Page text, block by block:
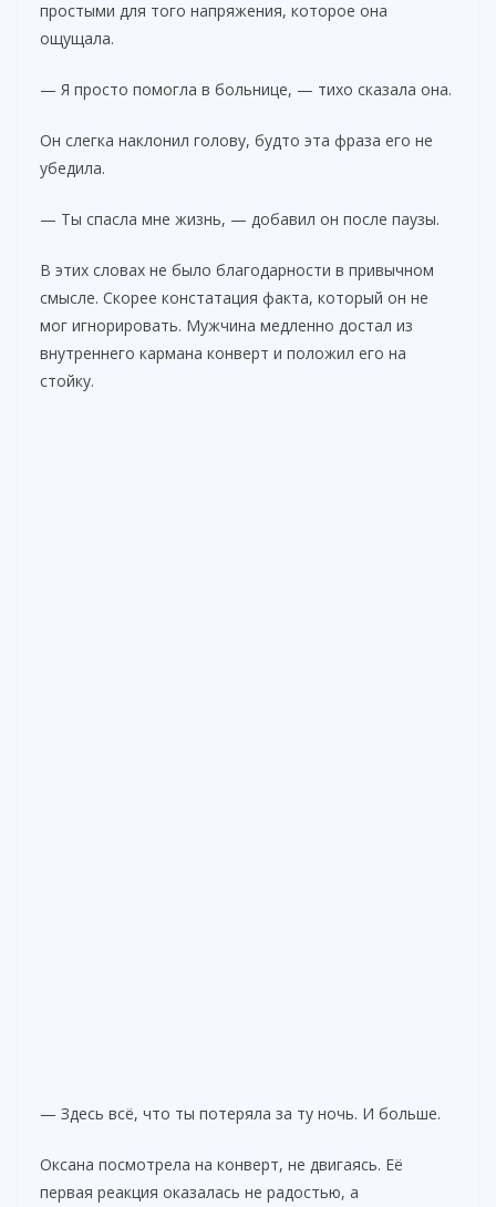
простыми для того напряжения, которое она
ощущала.
— Я просто помогла в больнице, — тихо сказала она.
Он слегка наклонил голову, будто эта фраза его не
убедила.
— Ты спасла мне жизнь, — добавил он после паузы.
В этих словах не было благодарности в привычном
смысле. Скорее констатация факта, который он не
мог игнорировать. Мужчина медленно достал из
внутреннего кармана конверт и положил его на
стойку.
— Здесь всё, что ты потеряла за ту ночь. И больше.
Оксана посмотрела на конверт, не двигаясь. Её
первая реакция оказалась не радостью, а